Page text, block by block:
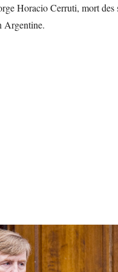
Horacio Cerruti, mort
Argentine.